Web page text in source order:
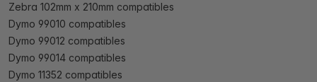
Zebra 102mm x 210mm compatibles
Dymo 99010 compatibles
Dymo 99012 compatibles
Dymo 99014 compatibles
Dymo 11352 compatibles